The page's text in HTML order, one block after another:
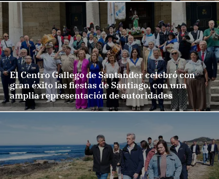
El Centro Gallego de Santander celebró con
gran éxito las fiestas de Santiago, con una
amplia representación de autoridades